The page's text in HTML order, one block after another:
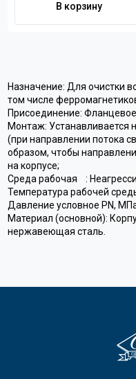
В корзину
Назначение: Для очистки
том числе
Присоединение:
Монтаж: Устанавливается
(при направлении потока
образом, чтобы
на корпусе;
Среда рабочая :
Температура рабочей
Давление условное PN,
Материал (основной):
нержавеющая сталь.